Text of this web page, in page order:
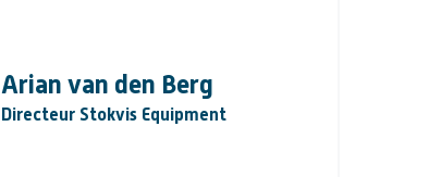
Arian van den Berg
Directeur Stokvis Equipment